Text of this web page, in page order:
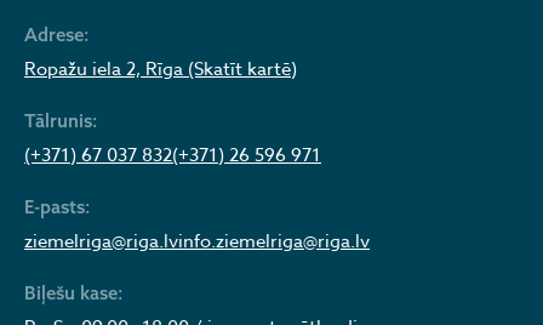
Adrese:
Ropažu iela 2, Rīga (Skatīt kartē)
Tālrunis:
(+371) 67 037 832(+371) 26 596 971
E-pasts:
ziemelriga@riga.lvinfo.ziemelriga@riga.lv
Biļešu kase: